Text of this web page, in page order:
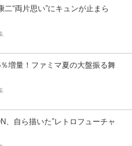
“両片思い”にキュンが止まら
増量！ファミマ夏の大盤振る舞
、自ら描いた”レトロフューチャ